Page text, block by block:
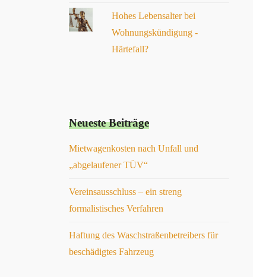
Diskussion wurde uns offen dargelegt, wie es rechtlich
aussieht, was geht und was nicht. Wir haben uns immer
ehrlich behandelt gefühlt. Wie oben schon geschrieben,
Hohes Lebensalter bei
Wohnungskündigung -
Härtefall?
Neueste Beiträge
Mietwagenkosten nach Unfall und
„abgelaufener TÜV“
Vereinsausschluss – ein streng
formalistisches Verfahren
Haftung des Waschstraßenbetreibers für
beschädigtes Fahrzeug